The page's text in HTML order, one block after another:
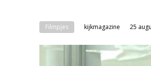
Filmpjes kijkmagazine 25